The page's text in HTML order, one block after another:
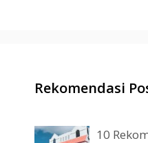
Rekomendasi
10